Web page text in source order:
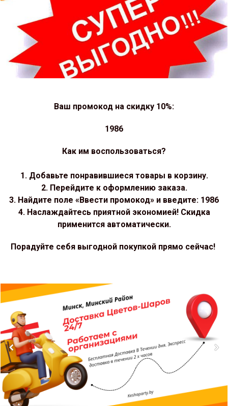
Ваш промокод на скидку 10%:
1986
Как им воспользоваться?
1. Добавьте понравившиеся товары в корзину.
2. Перейдите к оформлению заказа.
3. Найдите поле «Ввести промокод» и введите: 1986
4. Наслаждайтесь приятной экономией! Скидка
применится автоматически.
Порадуйте себя выгодной покупкой прямо сейчас!